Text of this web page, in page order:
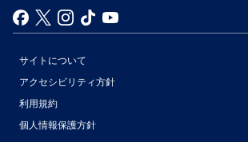
サイトについて
アクセシビリティ方針
利用規約
個人情報保護方針